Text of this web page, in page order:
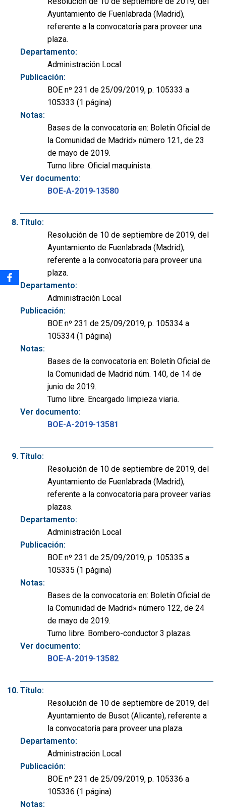
Ayuntamiento de Fuenlabrada (Madrid),
referente a la convocatoria para proveer una
plaza.
Departamento:
Administración Local
Publicación:
BOE nº 231 de 25/09/2019, p. 105333 a
105333 (1 página)
Notas:
Bases de la convocatoria en: Boletín Oficial de
la Comunidad de Madrid» número 121, de 23
de mayo de 2019.
Turno libre. Oficial maquinista.
Ver documento:
BOE-A-2019-13580
Título:
Resolución de 10 de septiembre de 2019, del
Ayuntamiento de Fuenlabrada (Madrid),
referente a la convocatoria para proveer una
plaza.
Departamento:
Administración Local
Publicación:
BOE nº 231 de 25/09/2019, p. 105334 a
105334 (1 página)
Notas:
Bases de la convocatoria en: Boletín Oficial de
la Comunidad de Madrid núm. 140, de 14 de
junio de 2019.
Turno libre. Encargado limpieza viaria.
Ver documento:
BOE-A-2019-13581
Título:
Resolución de 10 de septiembre de 2019, del
Ayuntamiento de Fuenlabrada (Madrid),
referente a la convocatoria para proveer varias
plazas.
Departamento:
Administración Local
Publicación:
BOE nº 231 de 25/09/2019, p. 105335 a
105335 (1 página)
Notas:
Bases de la convocatoria en: Boletín Oficial de
la Comunidad de Madrid» número 122, de 24
de mayo de 2019.
Turno libre. Bombero-conductor 3 plazas.
Ver documento:
BOE-A-2019-13582
Título:
Resolución de 10 de septiembre de 2019, del
Ayuntamiento de Busot (Alicante), referente a
la convocatoria para proveer una plaza.
Departamento:
Administración Local
Publicación:
BOE nº 231 de 25/09/2019, p. 105336 a
105336 (1 página)
Notas: